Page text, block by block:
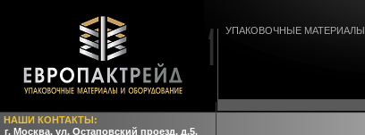
НАШИ КОНТАКТЫ:
г. Москва, ул. Остаповский проезд, д.5,
УПАКОВОЧНЫЕ МАТЕРИАЛЫ